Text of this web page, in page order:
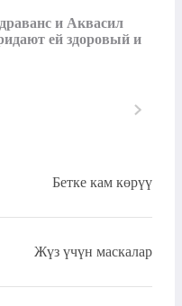
и Аквасил
ей здоровый и
Бетке кам көрүү
Жүз үчүн маскалар